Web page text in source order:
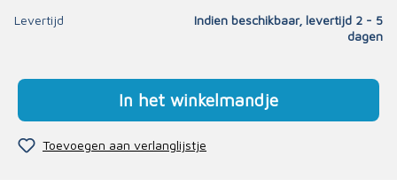
Levertijd
Indien beschikbaar, levertijd 2 - 5
dagen
In het winkelmandje
Toevoegen aan verlanglijstje